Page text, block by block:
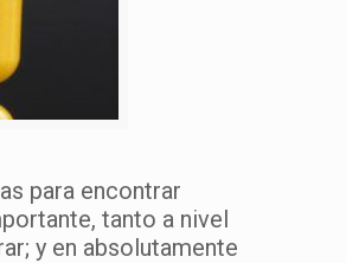
para encontrar
tanto a nivel
y en absolutamente